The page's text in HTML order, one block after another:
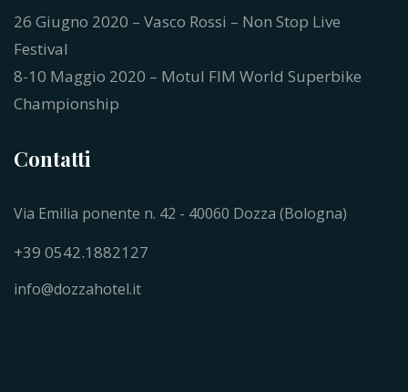
26 Giugno 2020 – Vasco Rossi – Non Stop Live
Festival
8-10 Maggio 2020 – Motul FIM World Superbike
Championship
Contatti
Via Emilia ponente n. 42 - 40060 Dozza (Bologna)
+39 0542.1882127
info@dozzahotel.it